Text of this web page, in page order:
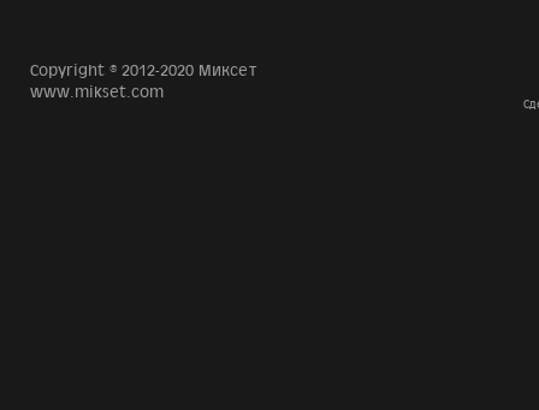
Copyright © 2012-2020 Миксет
www.mikset.com